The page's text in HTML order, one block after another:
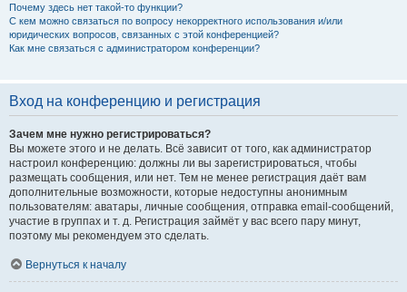
Почему здесь нет такой-то функции?
С кем можно связаться по вопросу некорректного использования и/или
юридических вопросов, связанных с этой конференцией?
Как мне связаться с администратором конференции?
Вход на конференцию и регистрация
Зачем мне нужно регистрироваться?
Вы можете этого и не делать. Всё зависит от того, как администратор
настроил конференцию: должны ли вы зарегистрироваться, чтобы
размещать сообщения, или нет. Тем не менее регистрация даёт вам
дополнительные возможности, которые недоступны анонимным
пользователям: аватары, личные сообщения, отправка email-сообщений,
участие в группах и т. д. Регистрация займёт у вас всего пару минут,
поэтому мы рекомендуем это сделать.
Вернуться к началу